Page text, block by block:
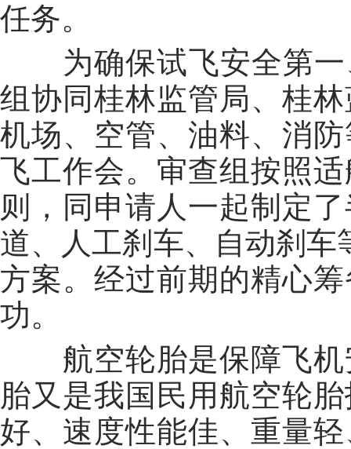
任务。
为确保试飞安全第一
组协同桂林监管局、桂
机场、空管、油料、消
飞工作会。审查组按照
则，同申请人一起制定
道、人工刹车、自动刹
方案。经过前期的精心
功。
航空轮胎是保障飞机
胎又是我国民用航空轮
好、速度性能佳、重量